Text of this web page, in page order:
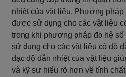
nhiệt của vật liệu. Phương
được sử dụng cho các vật liệu
trong khi phương pháp đo hệ
sử dụng cho các vật liệu có độ
đạc độ dẫn nhiệt của vật liệu
và kỹ sư hiểu rõ hơn về tính